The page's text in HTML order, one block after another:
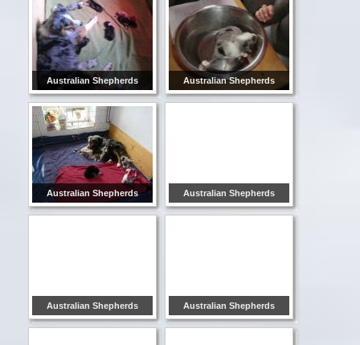
Australian Shepherds Australian Shepherds
Australian Shepherds Australian Shepherds
Australian Shepherds Australian Shepherds